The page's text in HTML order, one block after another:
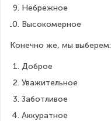
Небрежное
Высокомерное
Конечно же, мы выберем:
Доброе
Уважительное
Заботливое
Аккуратное